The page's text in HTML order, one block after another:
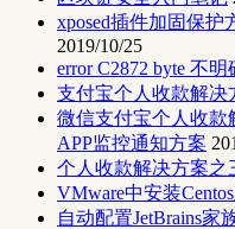
xposed插件加固保
2019/10/25
error C2872 byte 不
支付宝个人收款解决
微信支付宝个人收款
APP监控通知方案
个人收款解决方案之
VMware中安装
自动配置JetBrains家